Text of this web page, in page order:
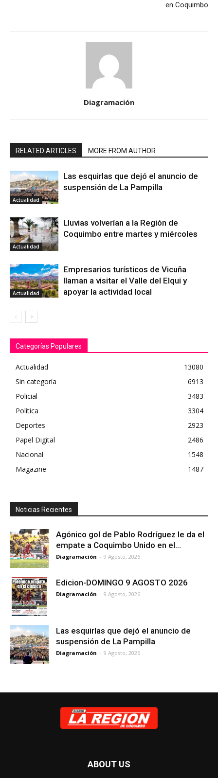
en Coquimbo
Diagramación
RELATED ARTICLES MORE FROM AUTHOR
Actualidad
Las esquirlas que dejó el anuncio de
suspensión de La Pampilla
Actualidad
Lluvias volverían a la Región de
Coquimbo entre martes y miércoles
Actualidad
Empresarios turísticos de Vicuña
llaman a visitar el Valle del Elqui y
apoyar la actividad local
Categorías Populares
Actualidad
13080
Sin categoría
6913
Policial
3483
Política
3304
Deportes
2923
Papel Digital
2486
Nacional
1548
Magazine
1487
Noticias Recientes
Agónico gol de Pablo Rodríguez le da el
empate a Coquimbo Unido en el...
Diagramación - 9 Agosto, 2026
Edicion-DOMINGO 9 AGOSTO 2026
Diagramación - 9 Agosto, 2026
Las esquirlas que dejó el anuncio de
suspensión de La Pampilla
Diagramación - 9 Agosto, 2026
ABOUT US